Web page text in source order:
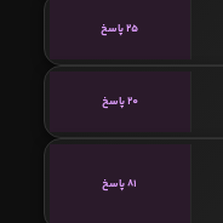
25 پاسخ
20 پاسخ
81 پاسخ